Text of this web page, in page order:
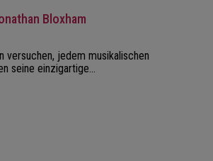
Bloxham
versuchen, jedem musikalischen
seine einzigartige…